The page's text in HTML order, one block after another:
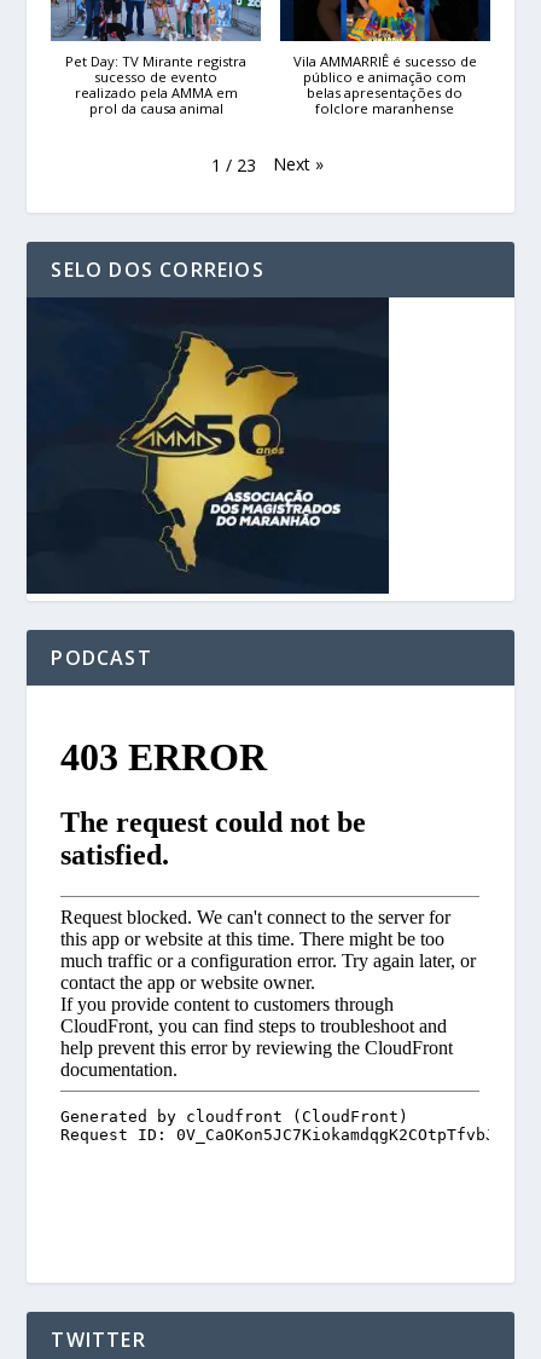
Pet Day: TV Mirante registra
sucesso de evento
realizado pela AMMA em
prol da causa animal
Vila AMMARRIÊ é sucesso de
público e animação com
belas apresentações do
folclore maranhense
1 / 23 Next »
SELO DOS CORREIOS
PODCAST
TWITTER